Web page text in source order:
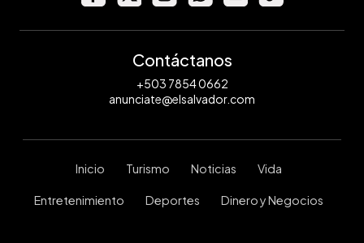
Contáctanos
+503 7854 0662
anunciate@elsalvador.com
Inicio Turismo Noticias Vida
Entretenimiento Deportes Dinero y Negocios